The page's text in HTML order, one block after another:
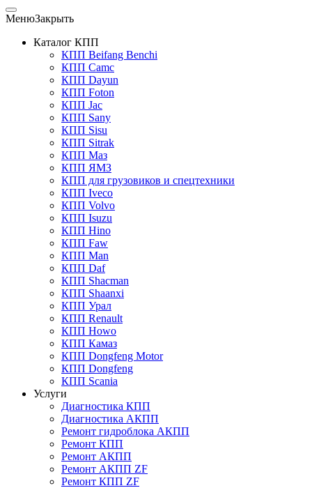
МенюЗакрыть
Каталог КПП
КПП Beifang Benchi
КПП Camc
КПП Dayun
КПП Foton
КПП Jac
КПП Sany
КПП Sisu
КПП Sitrak
КПП Маз
КПП ЯМЗ
КПП для грузовиков и спецтехники
КПП Iveco
КПП Volvo
КПП Isuzu
КПП Hino
КПП Faw
КПП Man
КПП Daf
КПП Shacman
КПП Shaanxi
КПП Урал
КПП Renault
КПП Howo
КПП Камаз
КПП Dongfeng Motor
КПП Dongfeng
КПП Scania
Услуги
Диагностика КПП
Диагностика АКПП
Ремонт гидроблока АКПП
Ремонт КПП
Ремонт АКПП
Ремонт АКПП ZF
Ремонт КПП ZF